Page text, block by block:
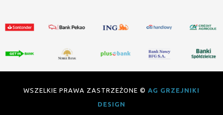
WSZELKIE PRAWA ZASTRZEŻONE © AG GRZEJNIKI
DESIGN